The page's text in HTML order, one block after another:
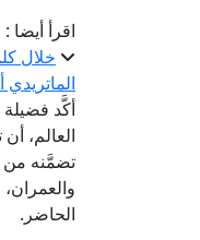
اقرأ أيضا :
خلال
أكَّد فضيلة
العالم،
تضمَّنه من
الحاضر.